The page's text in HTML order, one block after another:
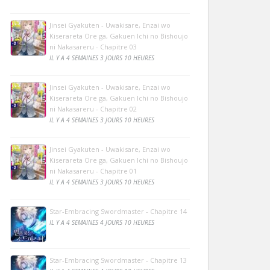
Jinsei Gyakuten - Uwakisare, Enzai wo
Kiserareta Ore ga, Gakuen Ichi no Bishoujo
ni Nakasareru - Chapitre 03
IL Y A 4 SEMAINES 3 JOURS 10 HEURES
Jinsei Gyakuten - Uwakisare, Enzai wo
Kiserareta Ore ga, Gakuen Ichi no Bishoujo
ni Nakasareru - Chapitre 02
IL Y A 4 SEMAINES 3 JOURS 10 HEURES
Jinsei Gyakuten - Uwakisare, Enzai wo
Kiserareta Ore ga, Gakuen Ichi no Bishoujo
ni Nakasareru - Chapitre 01
IL Y A 4 SEMAINES 3 JOURS 10 HEURES
Star-Embracing Swordmaster - Chapitre 14
IL Y A 4 SEMAINES 4 JOURS 10 HEURES
Star-Embracing Swordmaster - Chapitre 13